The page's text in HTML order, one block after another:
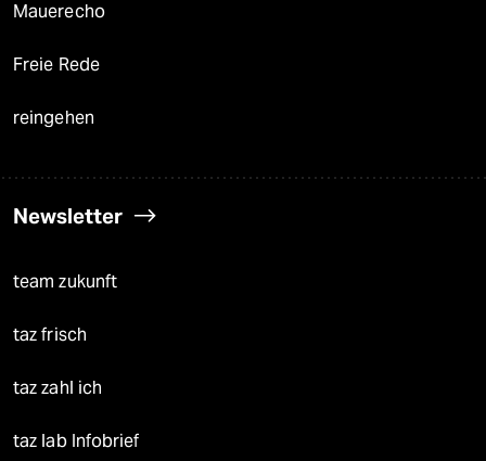
Mauerecho
Freie Rede
reingehen
Newsletter
team zukunft
taz frisch
taz zahl ich
taz lab Infobrief